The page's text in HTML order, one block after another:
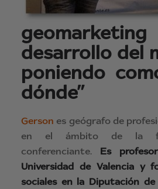
desarrollo del
poniendo
dónde”
Gerson es geógrafo de
en el ámbito de la
conferenciante. Es
Universidad de Valencia y
sociales en la Diputación